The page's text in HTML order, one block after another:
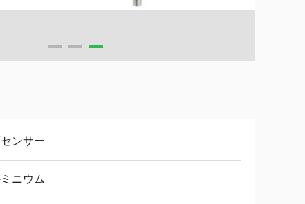
ンサー
ニウム